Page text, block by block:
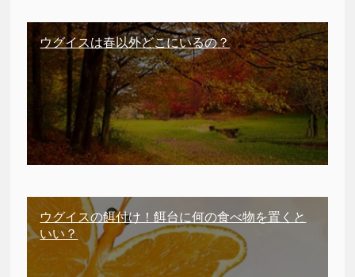
ウグイスは春以外どこにいるの？
ウグイスの餌付け！餌台に何の食べ物を置くと
いい？